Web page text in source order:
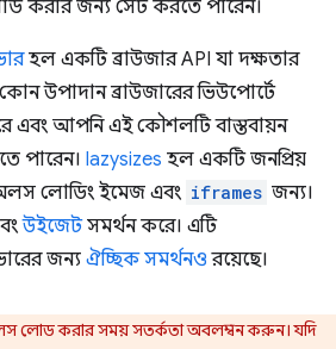
করার জন্য সেট করতে পারেন।
হল একটি ব্রাউজার API যা দক্ষতার
উপাদান ব্রাউজারের ভিউপোর্টে
এবং আপনি এই কৌশলটি বাস্তবায়ন
পারেন। lazysizes হল একটি জনপ্রিয়
অলস লোডিং ইমেজ এবং iframes জন্য।
উইজেটসমর্থন করে। এটি
জন্য ঐচ্ছিক সমর্থনও রয়েছে।
অলস লোড করার সময় সতর্কতা অবলম্বন করুন। যদি